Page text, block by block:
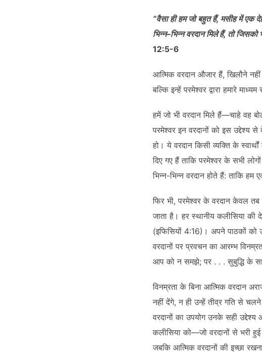
LINK
EMBED
“वैसा ही हम जो बहुत हैं, मसीह में
भिन्न–भिन्न वरदान मिले हैं, तो जिसको
12:5-6
आत्मिक वरदान औजार हैं, खिलौने
बल्कि इन्हें परमेश्वर द्वारा हमारे
हमें जो भी वरदान मिले हैं—चाहे वह
परमेश्वर इन वरदानों को इस
हो। ये वरदान किसी व्यक्ति के
दिए गए हैं ताकि परमेश्वर के सभी
भिन्न-भिन्न वरदान होते हैं: ताकि
फिर भी, परमेश्वर के वरदान केवल
जाता है। हर स्थानीय कलीसिया
(इफिसियों 4:16)। अपने पाठकों
वरदानों पर प्रवचन का आरम्भ
आप को न समझे; पर . . . सुबुद्धि के
विनम्रता के बिना आत्मिक वरदान
नहीं देंगे, न ही उन्हें तीव्र गति से
वरदानों का उपयोग उनके सही उद्देश्य
कलीसिया को—जो वरदानों से भरी
जबकि आत्मिक वरदानों की इच्छा